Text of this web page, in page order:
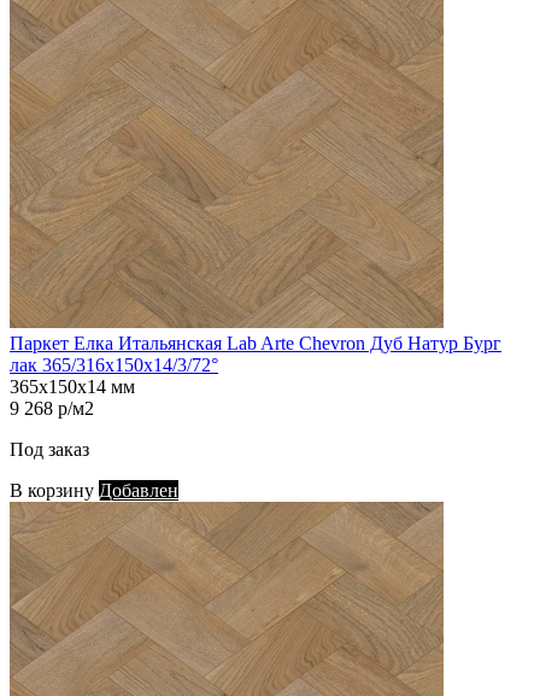
Паркет Елка Итальянская Lab Arte Chevron Дуб Натур Бург
лак 365/316х150х14/3/72°
365х150х14 мм
9 268 р/м2
Под заказ
В корзину Добавлен